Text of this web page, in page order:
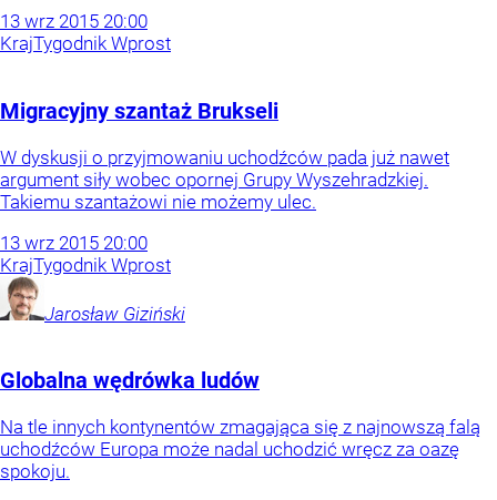
13 wrz 2015 20:00
KrajTygodnik Wprost
Migracyjny szantaż Brukseli
W dyskusji o przyjmowaniu uchodźców pada już nawet
argument siły wobec opornej Grupy Wyszehradzkiej.
Takiemu szantażowi nie możemy ulec.
13 wrz 2015 20:00
KrajTygodnik Wprost
Jarosław Giziński
Globalna wędrówka ludów
Na tle innych kontynentów zmagająca się z najnowszą falą
uchodźców Europa może nadal uchodzić wręcz za oazę
spokoju.